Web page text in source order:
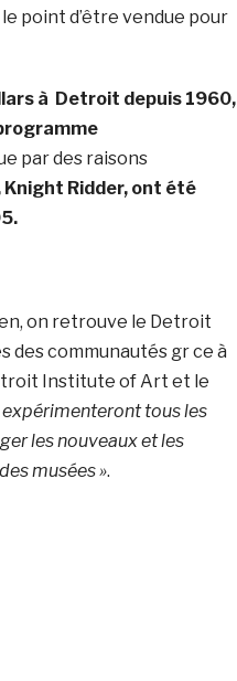
point d’être vendue pour
à Detroit depuis 1960,
par des raisons
Ridder, ont été
on retrouve le Detroit
des communautés gr ce à
Institute of Art et le
expérimenteront tous les
les nouveaux et les
musées ».